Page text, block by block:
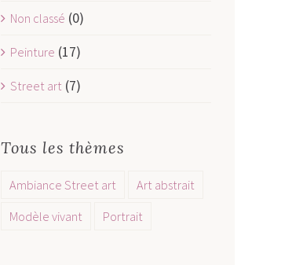
Non classé (0)
Peinture (17)
Street art (7)
Tous les thèmes
Ambiance Street art
Art abstrait
Modèle vivant
Portrait